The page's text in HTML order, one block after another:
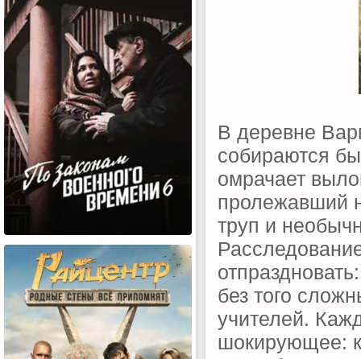
В деревне
собираются
омрачает
пролежавший
труп и
без того
учителей.
шокирующее: